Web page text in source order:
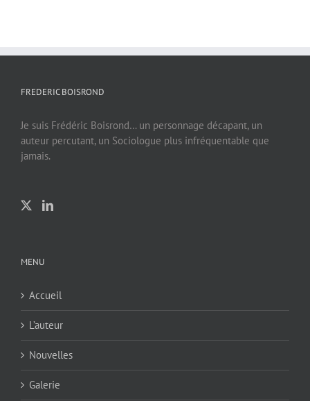
FREDERIC BOISROND
Je suis Frédéric Boisrond… un personnage décapant, un
auteur percutant, un Sociologue plus infréquentable que
jamais.
MENU
Accueil
L’auteur
Nouvelles
Galerie